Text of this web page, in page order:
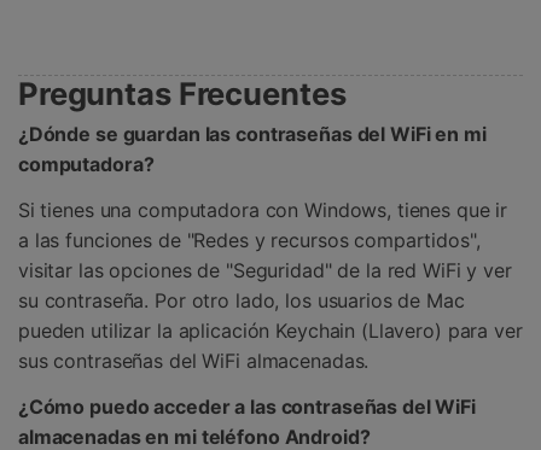
Preguntas Frecuentes
󠀰¿Dónde se guardan las contraseñas del WiFi en mi
computadora?󠀲󠀩󠀥󠀦󠀨󠀤󠀠󠀠󠀳
󠀰Si tienes una computadora con Windows, tienes que ir
a las funciones de "Redes y recursos compartidos",
visitar las opciones de "Seguridad" de la red WiFi y ver
su contraseña.󠀲󠀩󠀥󠀦󠀨󠀤󠀠󠀡󠀳󠀰 Por otro lado, los usuarios de Mac
pueden utilizar la aplicación Keychain (Llavero) para ver
sus contraseñas del WiFi almacenadas.
󠀰¿Cómo puedo acceder a las contraseñas del WiFi
almacenadas en mi teléfono Android?󠀲󠀩󠀥󠀦󠀨󠀤󠀠󠀣󠀳